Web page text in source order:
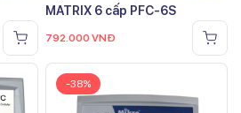
MATRIX 6 cấp PFC-6S
792.000 VNĐ
-38%